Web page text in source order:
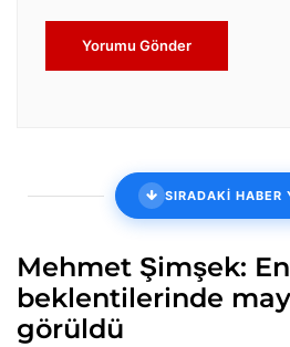
Yorumu Gönder
SIRADAKİ HABER
Mehmet Şimşek:
beklentilerinde
görüldü